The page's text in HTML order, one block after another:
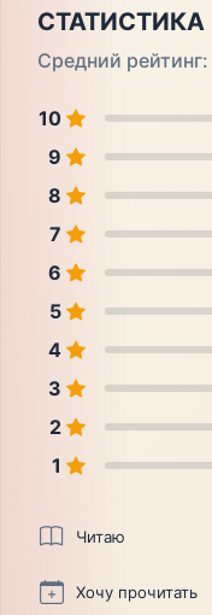
СТАТИСТИКА
Средний рейтинг:
10
9
8
7
6
5
4
3
2
1
Читаю
Хочу прочитать